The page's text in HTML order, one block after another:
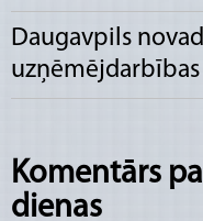
Daugavpils
uzņēmējdarbības
Komentārs
dienas